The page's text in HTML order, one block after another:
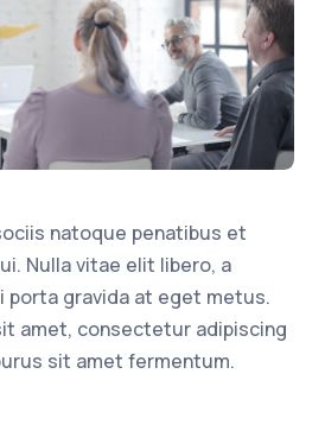
natoque penatibus et
Nulla vitae elit libero, a
porta gravida at eget metus.
amet, consectetur adipiscing
sit amet fermentum.